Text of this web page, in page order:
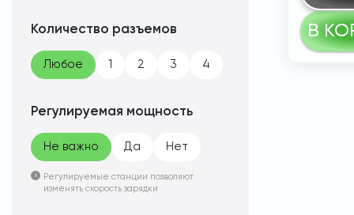
Количество разъемов
Любое 1 2 3 4
Регулируемая мощность
Не важно Да Нет
Регулируемые станции позволяют
изменять скорость зарядки
В